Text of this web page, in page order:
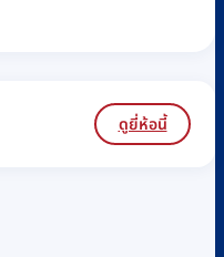
ดูยี่ห้อนี้